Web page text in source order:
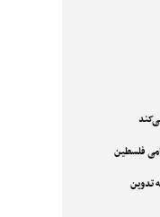
فلسطین
تدوین